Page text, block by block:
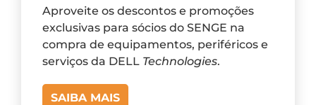
Aproveite os descontos e promoções
exclusivas para sócios do SENGE na
compra de equipamentos, periféricos e
serviços da DELL Technologies.
SAIBA MAIS